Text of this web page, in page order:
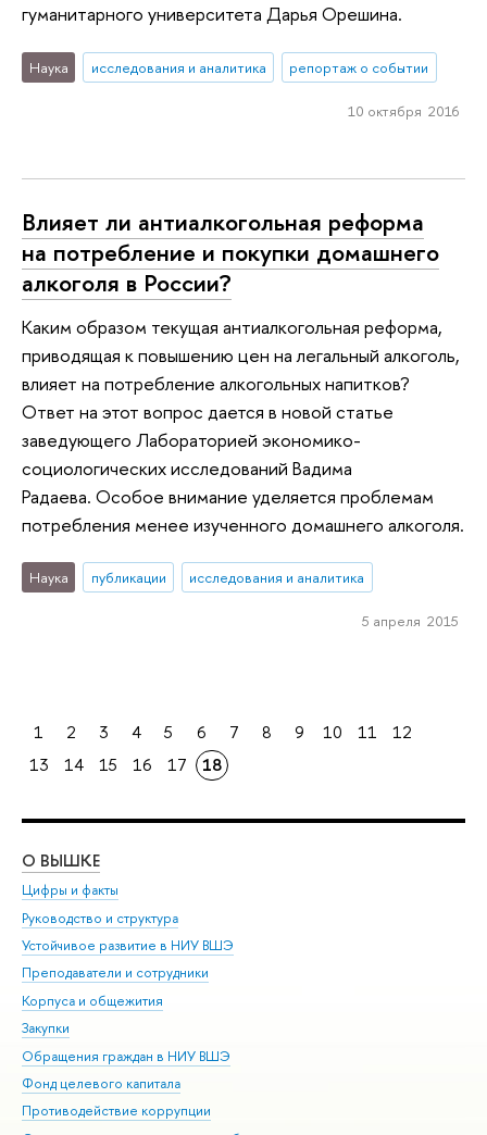
гуманитарного университета Дарья Орешина.
Наука исследования и аналитика репортаж о событии
10 октября 2016
Влияет ли антиалкогольная реформа
на потребление и покупки домашнего
алкоголя в России?
Каким образом текущая антиалкогольная реформа,
приводящая к повышению цен на легальный алкоголь,
влияет на потребление алкогольных напитков?
Ответ на этот вопрос дается в новой статье
заведующего Лабораторией экономико-
социологических исследований Вадима
Радаева. Особое внимание уделяется проблемам
потребления менее изученного домашнего алкоголя.
Наука публикации исследования и аналитика
5 апреля 2015
1 2 3 4 5 6 7 8 9 10 11
12
13
14 15 16 17 18
О ВЫШКЕ
Цифры и факты
Руководство и структура
Устойчивое развитие в НИУ ВШЭ
Преподаватели и сотрудники
Корпуса и общежития
Закупки
Обращения граждан в НИУ ВШЭ
Фонд целевого капитала
Противодействие коррупции